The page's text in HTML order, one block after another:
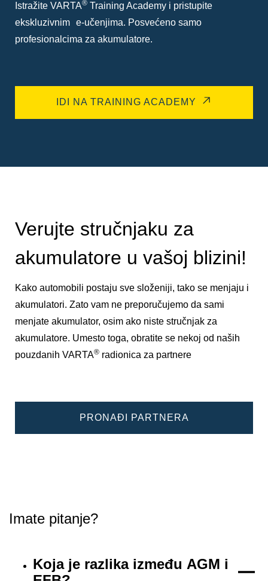
Istražite VARTA® Training Academy i pristupite
ekskluzivnim e-učenjima. Posvećeno samo
profesionalcima za akumulatore.
IDI NA TRAINING ACADEMY
Verujte stručnjaku za
akumulatore u vašoj blizini!
Kako automobili postaju sve složeniji, tako se menjaju i
akumulatori. Zato vam ne preporučujemo da sami
menjate akumulator, osim ako niste stručnjak za
akumulatore. Umesto toga, obratite se nekoj od naših
pouzdanih VARTA® radionica za partnere
PRONAĐI PARTNERA
Imate pitanje?
Koja je razlika između AGM i